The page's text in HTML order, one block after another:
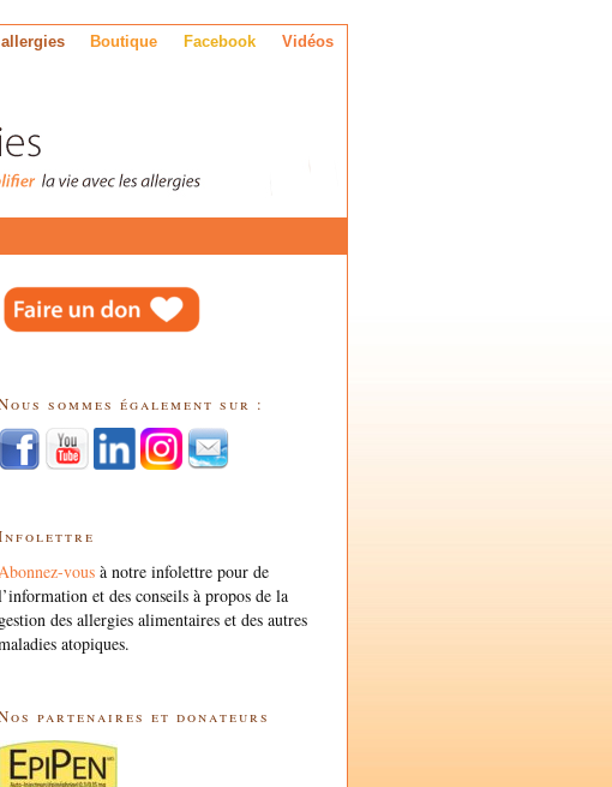
Boutique Facebook Vidéos
sommes également sur :
vous à notre infolettre pour de
et des conseils à propos de la
gestion des allergies alimentaires et des autres
atopiques.
partenaires et donateurs